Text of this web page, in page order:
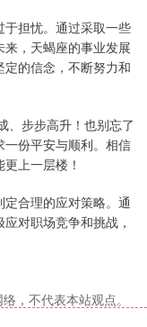
担忧。通过采取一些
，天蝎座的事业发展
的信念，不断努力和
、步步高升！也别忘了
份平安与顺利。相信
上一层楼！
合理的应对策略。通
对职场竞争和挑战，
，不代表本站观点。